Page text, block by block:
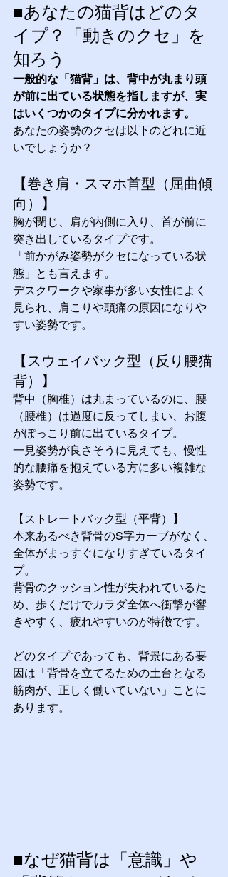
■あなたの猫背はどのタ
イプ？「動きのクセ」を
知ろう
一般的な「猫背」は、背中が丸まり頭
が前に出ている状態を指しますが、実
はいくつかのタイプに分かれます。
あなたの姿勢のクセは以下のどれに近
いでしょうか？
【巻き肩・スマホ首型（屈曲傾
向）】
胸が閉じ、肩が内側に入り、首が前に
突き出しているタイプです。
「前かがみ姿勢がクセになっている状
態」とも言えます。
デスクワークや家事が多い女性によく
見られ、肩こりや頭痛の原因になりや
すい姿勢です。
【スウェイバック型（反り腰猫
背）】
背中（胸椎）は丸まっているのに、腰
（腰椎）は過度に反ってしまい、お腹
がぽっこり前に出ているタイプ。
一見姿勢が良さそうに見えても、慢性
的な腰痛を抱えている方に多い複雑な
姿勢です。
【ストレートバック型（平背）】
本来あるべき背骨のS字カーブがなく、
全体がまっすぐになりすぎているタイ
プ。
背骨のクッション性が失われているた
め、歩くだけでカラダ全体へ衝撃が響
きやすく、疲れやすいのが特徴です。
どのタイプであっても、背景にある要
因は「背骨を立てるための土台となる
筋肉が、正しく働いていない」ことに
あります。
■なぜ猫背は「意識」や